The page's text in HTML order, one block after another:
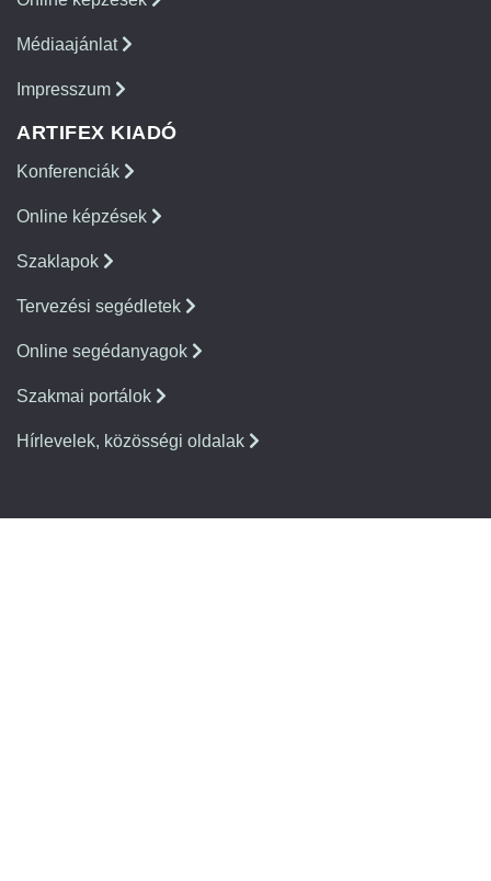
Médiaajánlat
Impresszum
ARTIFEX KIADÓ
Konferenciák
Online képzések
Szaklapok
Tervezési segédletek
Online segédanyagok
Szakmai portálok
Hírlevelek, közösségi oldalak